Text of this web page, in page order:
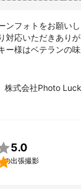
ンフォトをお願い
対応いただきあり
ー様はベテランの
株式会社Photo
5.0
の出張撮影